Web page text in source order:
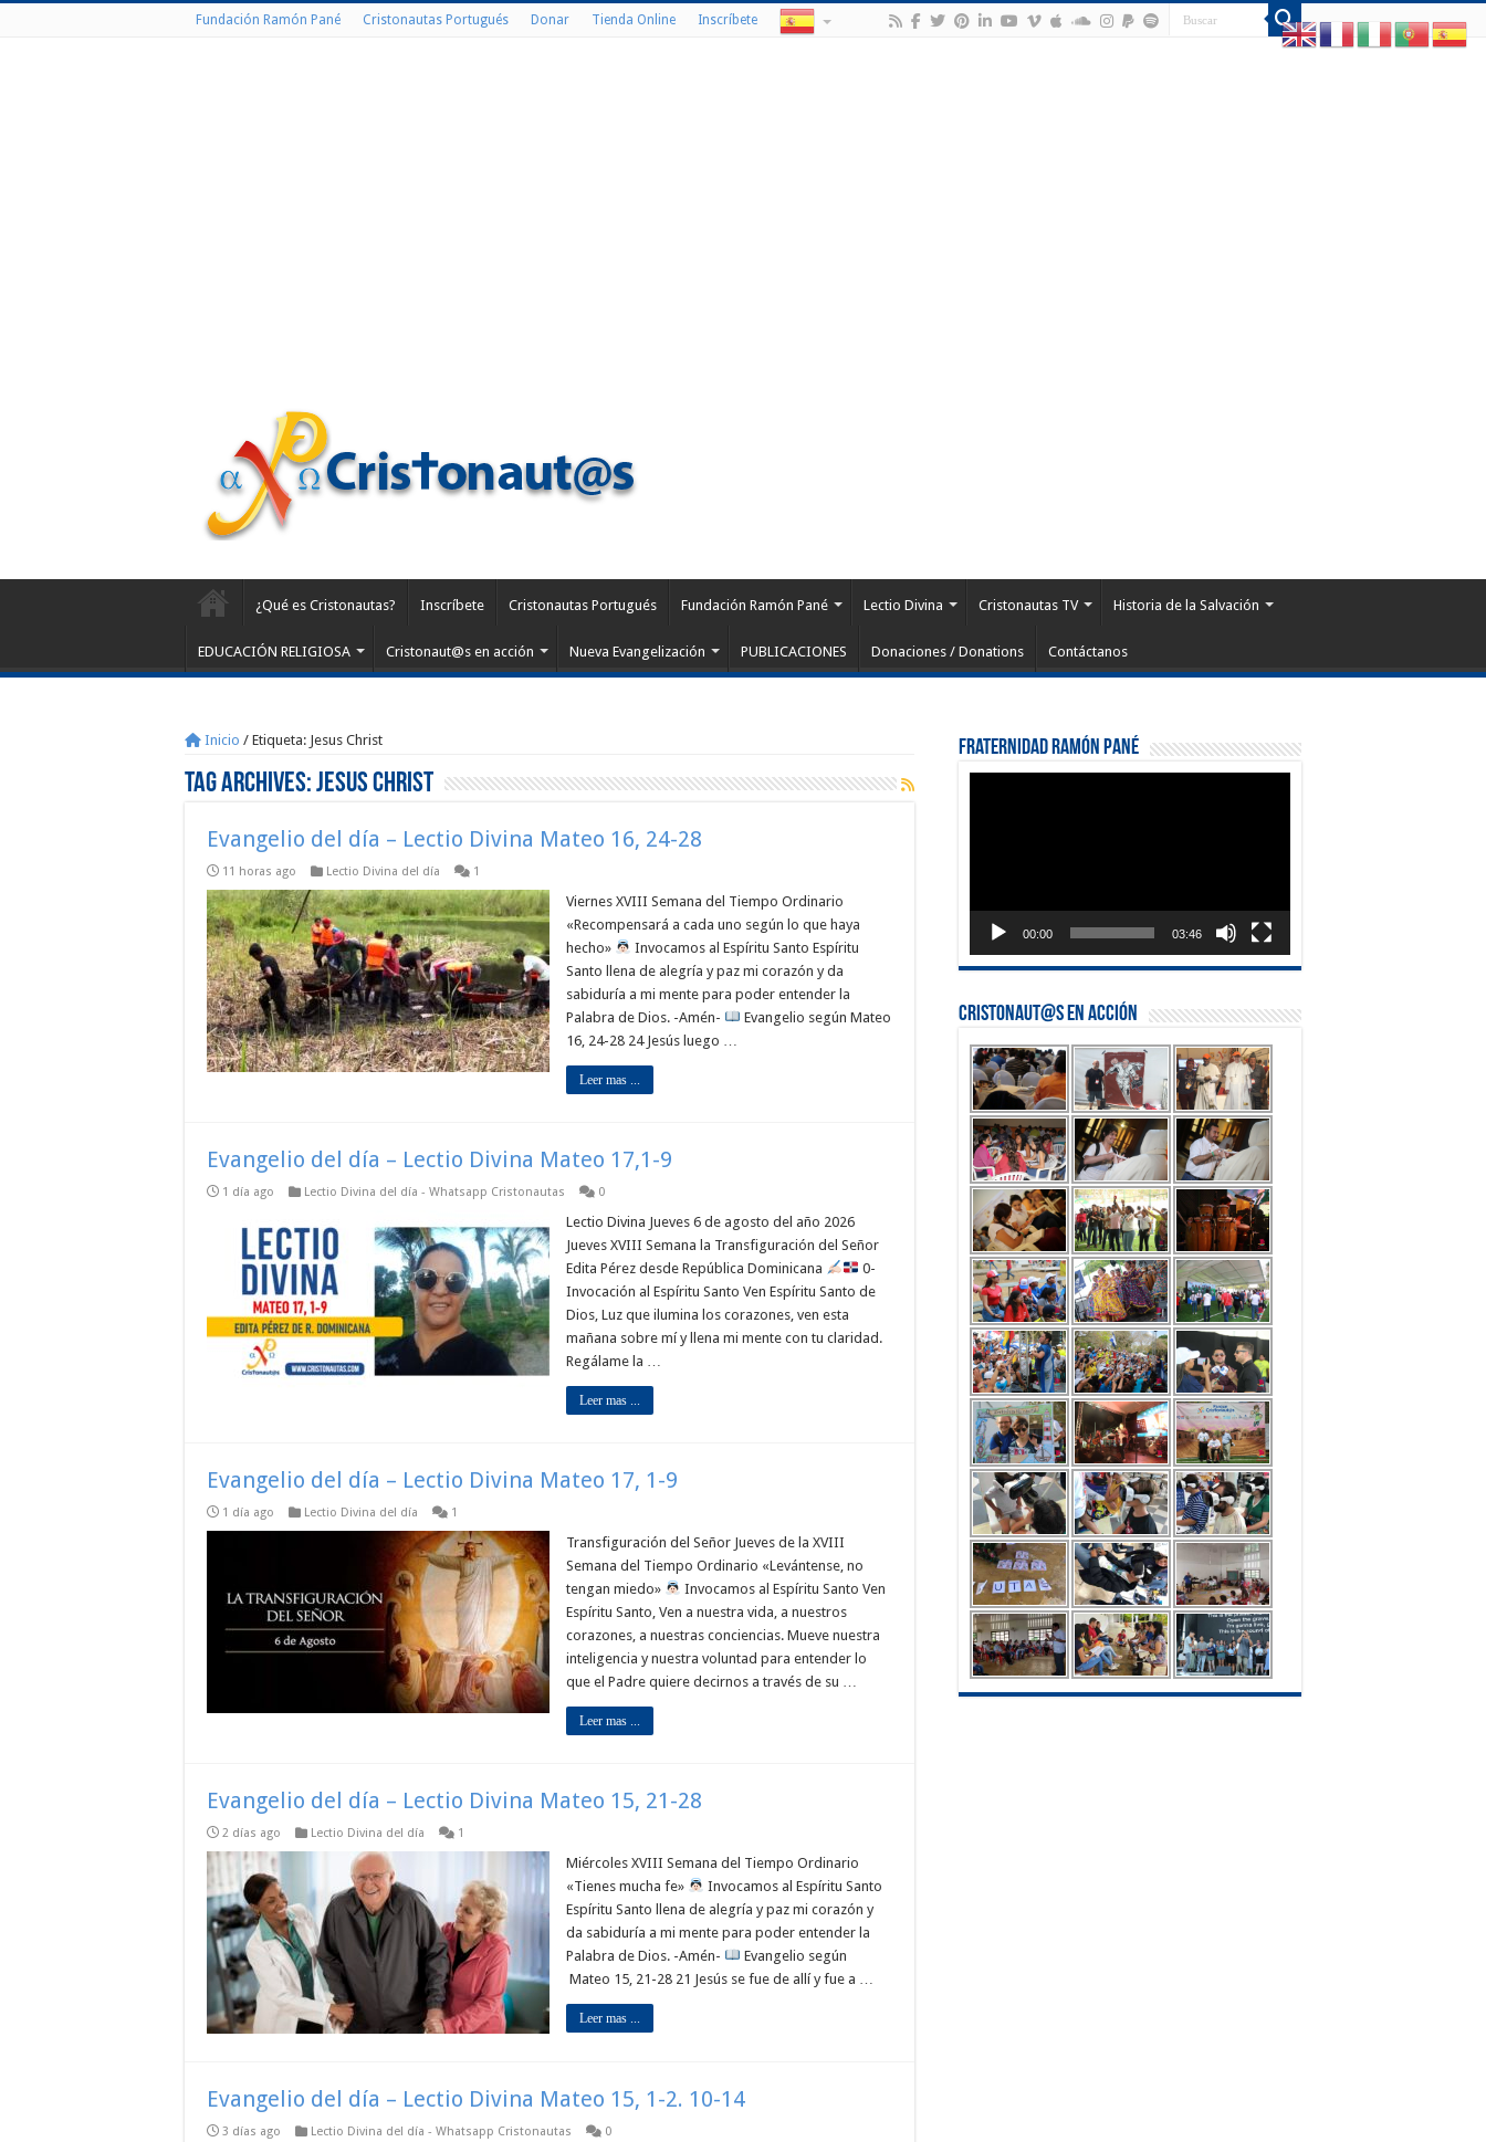
Fundación Ramón Pané Cristonautas Portugués Donar Tienda Online Inscríbete
¿Qué es Cristonautas? Inscríbete Cristonautas Portugués Fundación Ramón Pané Lectio Divina Cristonautas TV Historia de la Salvación
EDUCACIÓN RELIGIOSA Cristonaut@s en acción Nueva Evangelización PUBLICACIONES Donaciones / Donations Contáctanos
Inicio / Etiqueta: Jesus Christ
Tag Archives:Jesus Christ
Evangelio del día – Lectio Divina Mateo 16, 24-28
11 horas ago Lectio Divina del día 1
Viernes XVIII Semana del Tiempo Ordinario
«Recompensará a cada uno según lo que haya
hecho»
Invocamos al Espíritu Santo Espíritu
Santo llena de alegría y paz mi corazón y da
sabiduría a mi mente para poder entender la
Palabra de Dios. -Amén-
Evangelio según Mateo
16, 24-28 24 Jesús luego …
Leer mas ...
Evangelio del día – Lectio Divina Mateo 17,1-9
1 día ago Lectio Divina del día - Whatsapp Cristonautas 0
Lectio Divina Jueves 6 de agosto del año 2026
Jueves XVIII Semana la Transfiguración del Señor
Edita Pérez desde República Dominicana
0-
Invocación al Espíritu Santo Ven Espíritu Santo de
Dios, Luz que ilumina los corazones, ven esta
mañana sobre mí y llena mi mente con tu claridad.
Regálame la …
Leer mas ...
Evangelio del día – Lectio Divina Mateo 17, 1-9
1 día ago Lectio Divina del día 1
Transfiguración del Señor Jueves de la XVIII
Semana del Tiempo Ordinario «Levántense, no
tengan miedo»
Invocamos al Espíritu Santo Ven
Espíritu Santo, Ven a nuestra vida, a nuestros
corazones, a nuestras conciencias. Mueve nuestra
inteligencia y nuestra voluntad para entender lo
que el Padre quiere decirnos a través de su …
Leer mas ...
Evangelio del día – Lectio Divina Mateo 15, 21-28
2 días ago Lectio Divina del día 1
Miércoles XVIII Semana del Tiempo Ordinario
«Tienes mucha fe»
Invocamos al Espíritu Santo
Espíritu Santo llena de alegría y paz mi corazón y
da sabiduría a mi mente para poder entender la
Palabra de Dios. -Amén-
Evangelio según
Mateo 15, 21-28 21 Jesús se fue de allí y fue a …
Leer mas ...
Evangelio del día – Lectio Divina Mateo 15, 1-2. 10-14
3 días ago Lectio Divina del día - Whatsapp Cristonautas 0
Fraternidad Ramón Pané
00:00 03:46
Cristonaut@s en Acción